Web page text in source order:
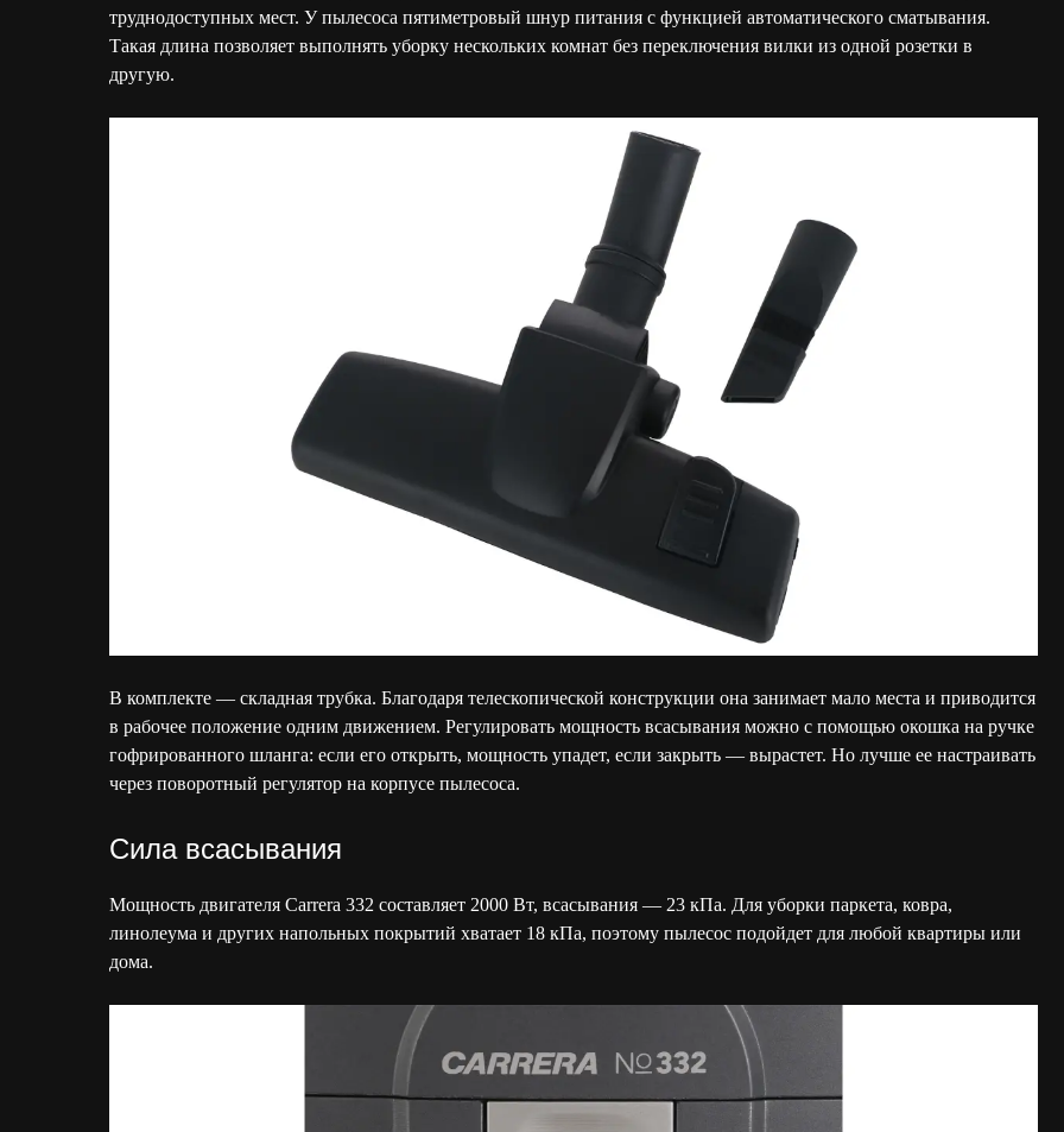
труднодоступных мест. У пылесоса пятиметровый шнур питания с функцией автоматического сматывания.
Такая длина позволяет выполнять уборку нескольких комнат без переключения вилки из одной розетки в
другую.
В комплекте — складная трубка. Благодаря телескопической конструкции она занимает мало места и приводится
в рабочее положение одним движением. Регулировать мощность всасывания можно с помощью окошка на ручке
гофрированного шланга: если его открыть, мощность упадет, если закрыть — вырастет. Но лучше ее настраивать
через поворотный регулятор на корпусе пылесоса.
Сила всасывания
Мощность двигателя Carrera 332 составляет 2000 Вт, всасывания — 23 кПа. Для уборки паркета, ковра,
линолеума и других напольных покрытий хватает 18 кПа, поэтому пылесос подойдет для любой квартиры или
дома.